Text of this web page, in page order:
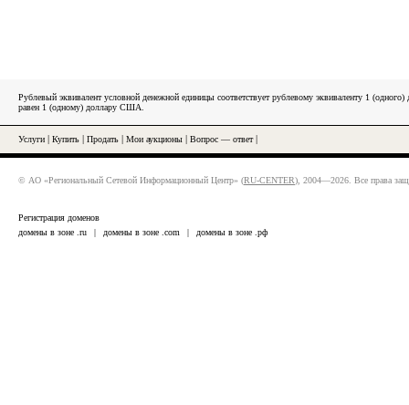
Рублевый эквивалент условной денежной единицы соответствует рублевому эквиваленту 1
равен 1 (одному) доллару США.
Услуги Купить Продать Мои аукционы Вопрос — ответ|
© АО «Региональный Сетевой Информационный Центр» (RU-CENTER), 2004—2026. Все права
Регистрация доменов
домены в зоне .ru
| домены в зоне .com | домены в зоне .рф